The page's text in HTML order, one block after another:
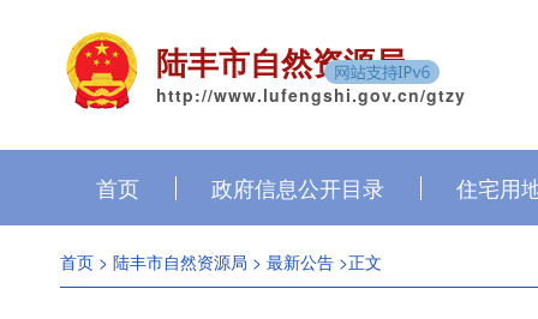
陆丰市自然资源局
http://www.lufengshi.gov.cn/gtzy
首页 政府信息公开目录 住宅用
首页 > 陆丰市自然资源局 > 最新公告 >正文